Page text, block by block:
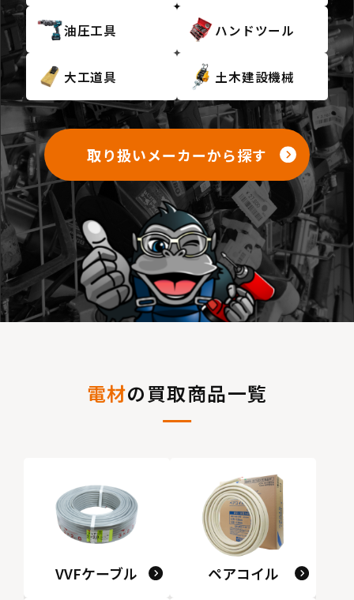
油圧工具 ハンドツール
大工道具 土木建設機械
取り扱いメーカーから探す
電材の買取商品一覧
VVFケーブル ペアコイル